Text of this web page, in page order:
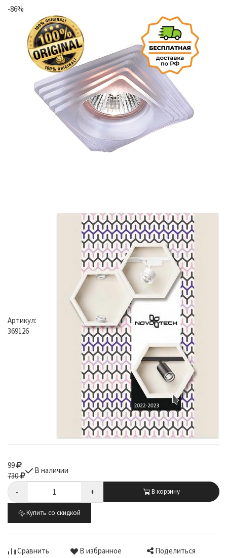
-86%
Артикул:
369126
99
730
В наличии
- + В корзину
Купить со скидкой
Сравнить В избранное Поделиться